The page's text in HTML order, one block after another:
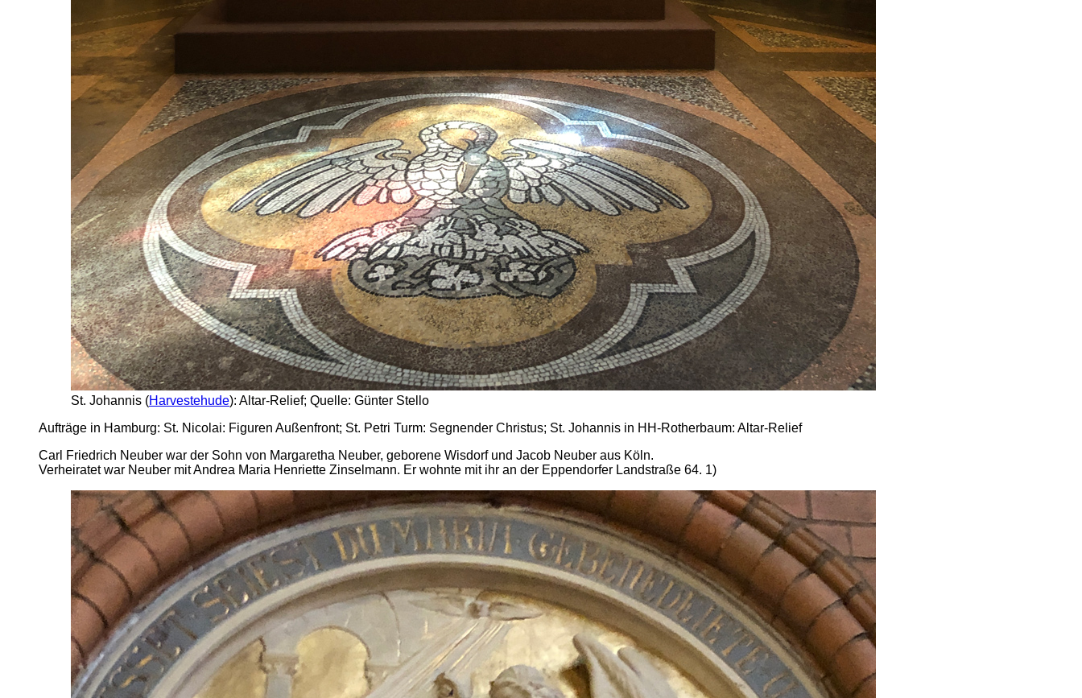
St. Johannis (Harvestehude): Altar-Relief; Quelle: Günter Stello
Aufträge in Hamburg: St. Nicolai: Figuren Außenfront; St. Petri Turm: Segnender Christus; St. Johannis in HH-Rotherbaum: Altar-Relief
Carl Friedrich Neuber war der Sohn von Margaretha Neuber, geborene Wisdorf und Jacob Neuber aus Köln.
Verheiratet war Neuber mit Andrea Maria Henriette Zinselmann. Er wohnte mit ihr an der Eppendorfer Landstraße 64. 1)